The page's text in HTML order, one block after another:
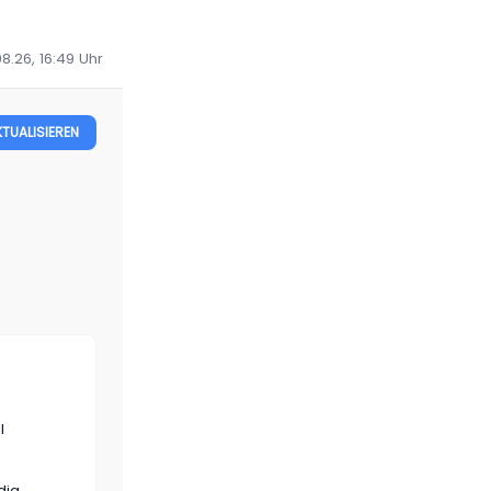
16:49 Uhr